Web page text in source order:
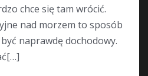
chce się tam wrócić.
nad morzem to sposób
naprawdę dochodowy.